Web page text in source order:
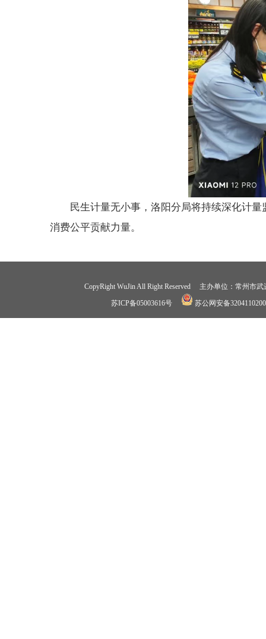
民生计量无小事，洛阳分局将持续深化计
消费公平贡献力量。
CopyRight WuJin All Right Reserved 主办单位：常州
苏ICP备05003616号
苏公网安备